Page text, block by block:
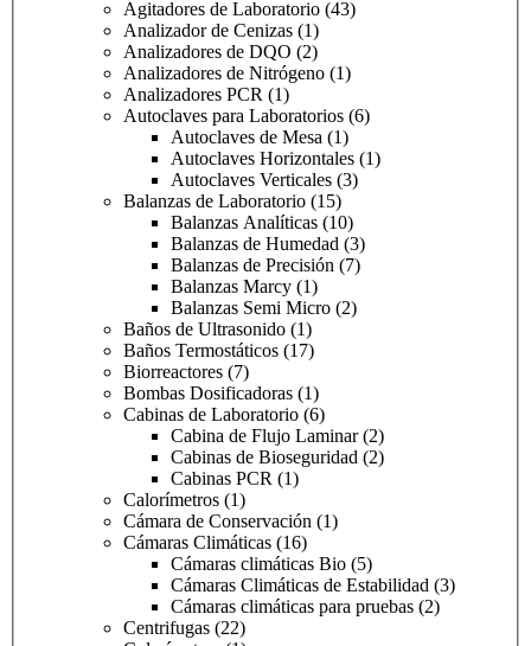
Agitadores de Laboratorio (43)
Analizador de Cenizas (1)
Analizadores de DQO (2)
Analizadores de Nitrógeno (1)
Analizadores PCR (1)
Autoclaves para Laboratorios (6)
Autoclaves de Mesa (1)
Autoclaves Horizontales (1)
Autoclaves Verticales (3)
Balanzas de Laboratorio (15)
Balanzas Analíticas (10)
Balanzas de Humedad (3)
Balanzas de Precisión (7)
Balanzas Marcy (1)
Balanzas Semi Micro (2)
Baños de Ultrasonido (1)
Baños Termostáticos (17)
Biorreactores (7)
Bombas Dosificadoras (1)
Cabinas de Laboratorio (6)
Cabina de Flujo Laminar(2)
Cabinas de Bioseguridad (2)
Cabinas PCR (1)
Calorímetros (1)
Cámara de Conservación (1)
Cámaras Climáticas (16)
Cámaras climáticas Bio (5)
Cámaras Climáticas de Estabilidad (3)
Cámaras climáticas para pruebas (2)
Centrifugas (22)